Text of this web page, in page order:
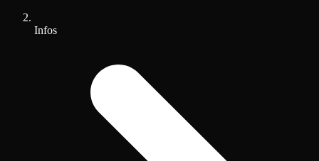
Infos